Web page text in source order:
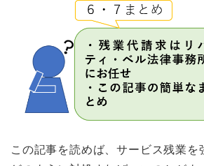
この記事を読めば、サービス残業を